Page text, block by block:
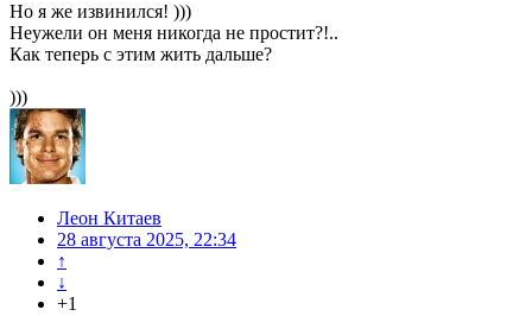
Но я же извинился! )))
Неужели он меня никогда не простит?!..
Как теперь с этим жить дальше?
)))
Леон Китаев
28 августа 2025, 22:34
↑
↓
+1